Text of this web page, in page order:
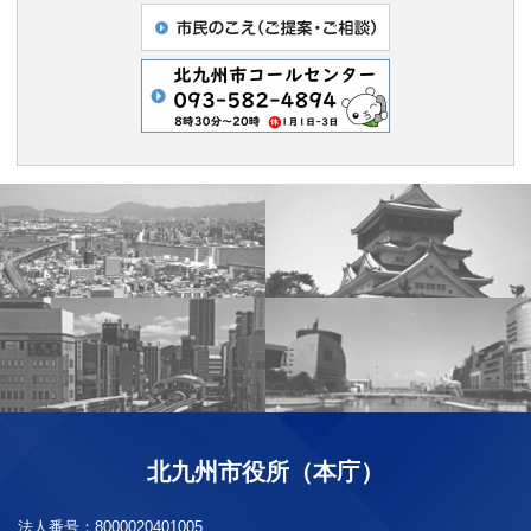
北九州市役所（本庁）
法人番号： 8000020401005